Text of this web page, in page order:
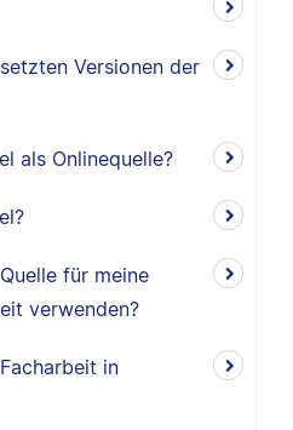
Versionen der
als Onlinequelle?
für meine
verwenden?
in